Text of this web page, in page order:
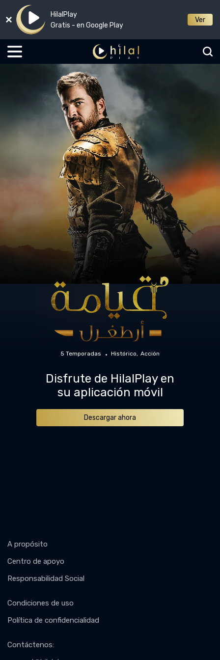
HilalPlay
Gratis - en Google Play
Ver
5 Temporadas Histórico Acción
Disfrute de HilalPlay en
su aplicación móvil
Descargar ahora
A propósito
Centro de apoyo
Responsabilidad Social
Condiciones de uso
Política de confidencialidad
Contáctenos: